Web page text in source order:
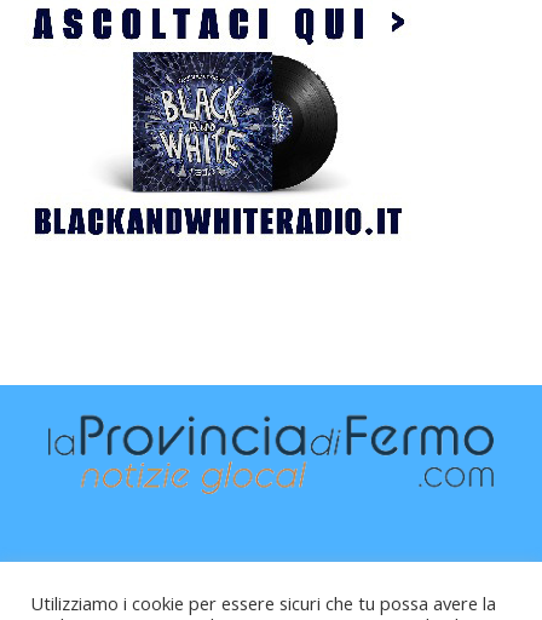
Utilizziamo i cookie per essere sicuri che tu possa avere la